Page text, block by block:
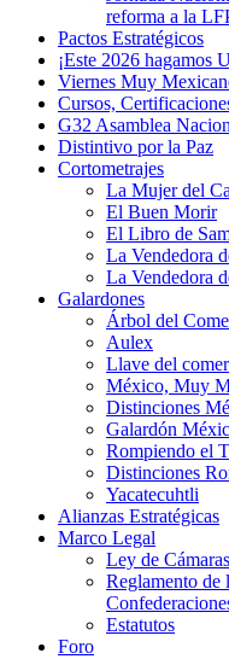
reforma a la
Pactos Estratégicos
¡Este 2026 hagamos
Viernes Muy
Cursos,
G32 Asamblea
Distintivo por la Paz
Cortometrajes
La Mujer del
El Buen Morir
El Libro de
La Vendedora
La Vendedora
Galardones
Árbol del
Aulex
Llave del
México, Muy
Distinciones
Galardón
Rompiendo el
Distinciones
Yacatecuhtli
Alianzas Estratégicas
Marco Legal
Ley de
Reglamento de
Estatutos
Foro